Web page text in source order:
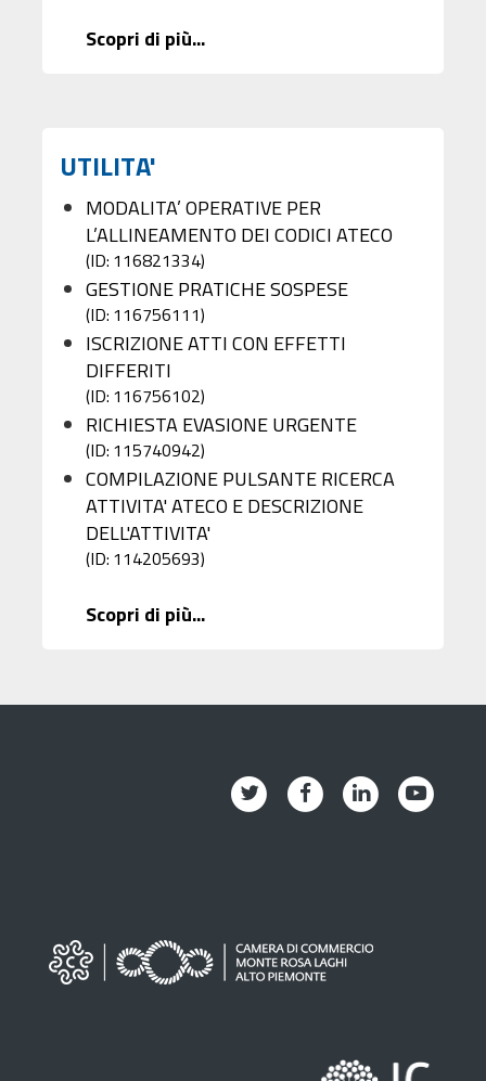
Scopri di più...
UTILITA'
MODALITA’ OPERATIVE PER
L’ALLINEAMENTO DEI CODICI ATECO
(ID: 116821334)
GESTIONE PRATICHE SOSPESE
(ID: 116756111)
ISCRIZIONE ATTI CON EFFETTI
DIFFERITI
(ID: 116756102)
RICHIESTA EVASIONE URGENTE
(ID: 115740942)
COMPILAZIONE PULSANTE RICERCA
ATTIVITA' ATECO E DESCRIZIONE
DELL'ATTIVITA'
(ID: 114205693)
Scopri di più...
Twitter Facebook Linkedin